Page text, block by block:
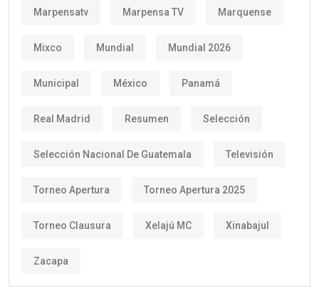
Marpensatv Marpensa TV Marquense
Mixco Mundial Mundial 2026
Municipal México Panamá
Real Madrid Resumen Selección
Selección Nacional De Guatemala Televisión
Torneo Apertura Torneo Apertura 2025
Torneo Clausura Xelajú MC Xinabajul
Zacapa